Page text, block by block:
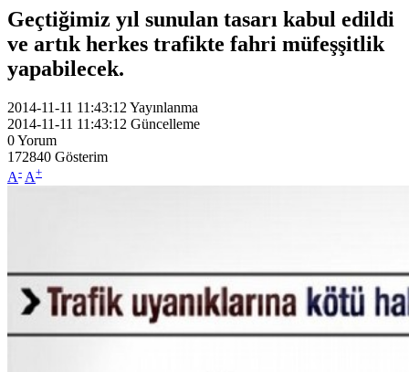
Geçtiğimiz yıl sunulan tasarı kabul edildi
ve artık herkes trafikte fahri müfeşşitlik
yapabilecek.
2014-11-11 11:43:12 Yayınlanma
2014-11-11 11:43:12 Güncelleme
0Yorum
172840 Gösterim
A- A+